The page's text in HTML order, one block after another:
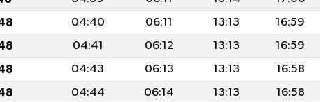
04:40 06:11 13:13 16:59
04:41 06:12 13:13 16:59
04:43 06:13 13:13 16:58
04:44 06:14 13:13 16:58